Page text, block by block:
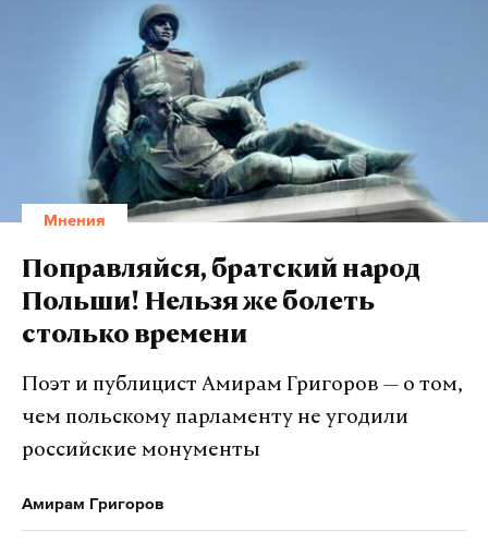
Мнения
Поправляйся, братский народ
Польши! Нельзя же болеть
столько времени
Поэт и публицист Амирам Григоров — о том,
чем польскому парламенту не угодили
российские монументы
Амирам Григоров